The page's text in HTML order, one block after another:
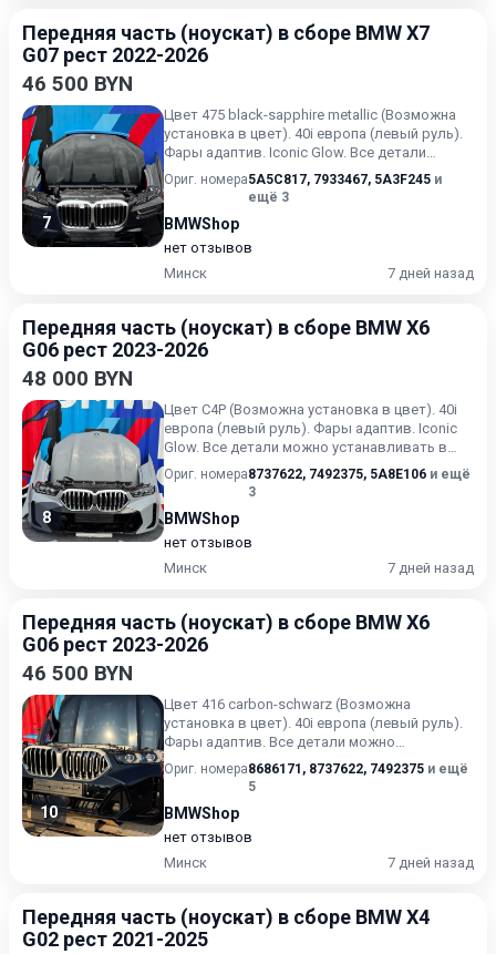
Передняя часть (ноускат) в сборе BMW X7
G07 рест 2022-2026
46 500 BYN
7
Цвет 475 black-sapphire metallic (Возможна
установка в цвет). 40i европа (левый руль).
Фары адаптив. Iconic Glow. Все детали
можно устанавли...
Ориг. номера5A5C817, 7933467, 5A3F245 и
ещё 3
BMWShop
нет отзывов
Минск
7 дней назад
Передняя часть (ноускат) в сборе BMW X6
G06 рест 2023-2026
48 000 BYN
8
Цвет С4P (Возможна установка в цвет). 40i
европа (левый руль). Фары адаптив. Iconic
Glow. Все детали можно устанавливать в
цвет! Пробег на а...
Ориг. номера8737622, 7492375, 5A8E106 и ещё
3
BMWShop
нет отзывов
Минск
7 дней назад
Передняя часть (ноускат) в сборе BMW X6
G06 рест 2023-2026
46 500 BYN
10
Цвет 416 carbon-schwarz (Возможна
установка в цвет). 40i европа (левый руль).
Фары адаптив. Все детали можно
устанавливать в цвет! Пробег на...
Ориг. номера8686171 , 8737622, 7492375 и ещё
5
BMWShop
нет отзывов
Минск
7 дней назад
Передняя часть (ноускат) в сборе BMW X4
G02 рест 2021-2025